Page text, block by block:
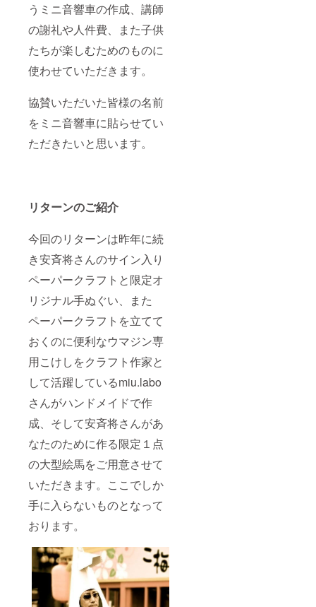
うミニ音響車の作成、講師
の謝礼や人件費、また子供
たちが楽しむためのものに
使わせていただきます。
協賛いただいた皆様の名前
をミニ音響車に貼らせてい
ただきたいと思います。
リターンのご紹介
今回のリターンは昨年に続
き安斉将さんのサイン入り
ペーパークラフトと限定オ
リジナル手ぬぐい、また
ペーパークラフトを立てて
おくのに便利なウマジン専
用こけしをクラフト作家と
して活躍しているmiu.labo
さんがハンドメイドで作
成、そして安斉将さんがあ
なたのために作る限定１点
の大型絵馬をご用意させて
いただきます。ここでしか
手に入らないものとなって
おります。